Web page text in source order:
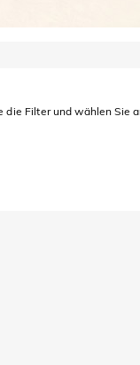
die Filter und wählen Sie